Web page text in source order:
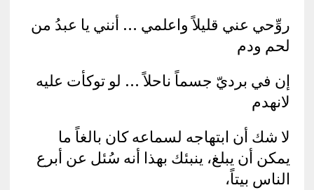
روِّحي عني قليلاً واعلمي … أنني يا عبدُ من
لحم ودم
إن في برديّ جسماً ناحلاً … لو توكأت عليه
لانهدم
لا شك أن ابتهاجه لسماعه كان بالغاً ما
يمكن أن يبلغ، ينبئك بهذا أنه سُئل عن أبرع
الناس بيتاً،